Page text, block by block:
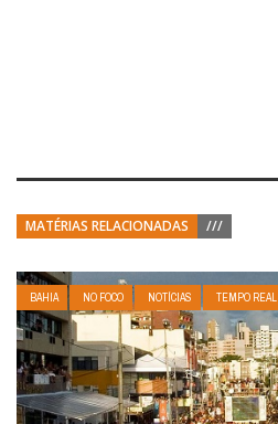
MATÉRIAS RELACIONADAS ///
BAHIA NO FOCO NOTÍCIAS TEMPO REAL